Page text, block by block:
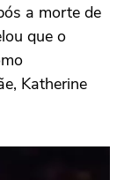
a morte de
que o
Katherine